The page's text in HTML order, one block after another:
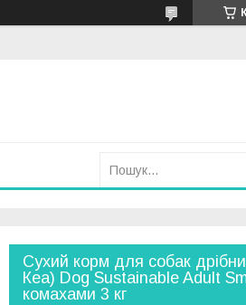
Сухий корм для собак
Кеа) Dog Sustainable Adult
комахами 3 кг